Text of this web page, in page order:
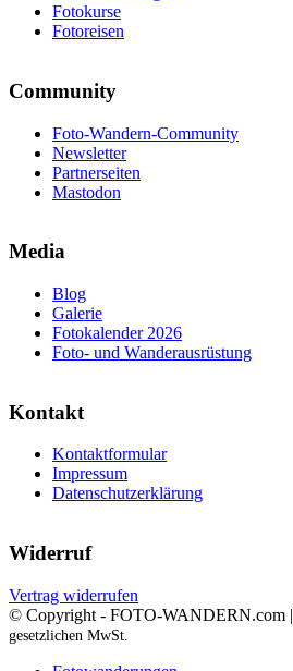
Fotokurse
Fotoreisen
Community
Foto-Wandern-Community
Newsletter
Partnerseiten
Mastodon
Media
Blog
Galerie
Fotokalender 2026
Foto- und Wanderausrüstung
Kontakt
Kontaktformular
Impressum
Datenschutzerklärung
Widerruf
Vertrag widerrufen
© Copyright - FOTO-WANDERN.com |
gesetzlichen MwSt.